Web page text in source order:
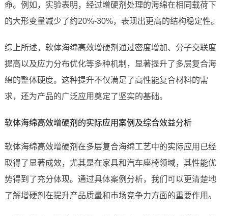
命。例如，实验表明，经过增硬剂处理的海绵在相同载荷下
的大形变量减少了约20%-30%，表现出更高的结构稳定性。
综上所述，软体海绵高效增硬剂通过密度增加、分子交联度
提高以及应力分布优化等多种机制，显著提升了多层复合海
绵的整体硬度。这种提升不仅满足了高性能复合材料的需
求，还为产品的广泛应用奠定了坚实的基础。
软体海绵高效增硬剂的实际应用案例及综合效益分析
软体海绵高效增硬剂在多层复合海绵工艺中的实际应用已经
取得了显著成效，尤其是在家具和汽车座椅领域，其性能优
势得到了充分体现。通过具体案例分析，我们可以更清楚地
了解增硬剂在提升产品质量和市场竞争力方面的重要作用。